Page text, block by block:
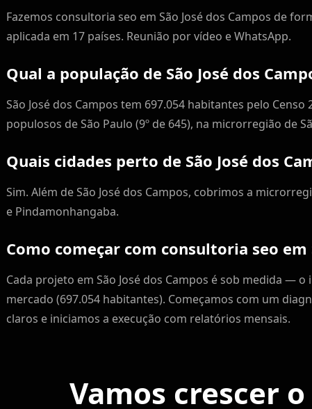
Fazemos consultoria seo em São José dos Campos de
aplicada em 17 países. Reunião por vídeo e WhatsApp.
Qual a população de São José dos
São José dos Campos tem 697.054 habitantes pelo
populosos de São Paulo (9º de 645), na microrregião de
Quais cidades perto de São José dos
Sim. Além de São José dos Campos, cobrimos a
e Pindamonhangaba.
Como começar com consultoria seo em
Cada projeto em São José dos Campos é sob medida —
mercado (697.054 habitantes). Começamos com um
claros e iniciamos a execução com relatórios mensais.
Vamos crescer